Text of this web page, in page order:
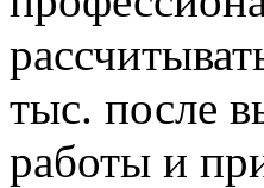
тыс. после
работы и